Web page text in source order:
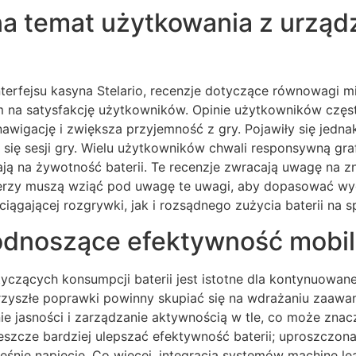
temat użytkowania z
kasyna Stelario, recenzje dotyczące równowagi
na satysfakcję użytkowników. Opinie użytkowników
i zwiększa przyjemność z gry. Pojawiły się
sesji gry. Wielu użytkowników chwali responsywną
na żywotność baterii. Te recenzje zwracają uwagę na
muszą wziąć pod uwagę te uwagi, aby dopasować
rozgrywki, jak i rozsądnego zużycia baterii na
efektywność
konsumpcji baterii jest istotne dla
poprawki powinny skupiać się na wdrażaniu
jasności i zarządzanie aktywnością w tle, co może
bardziej ulepszać efektywność baterii;